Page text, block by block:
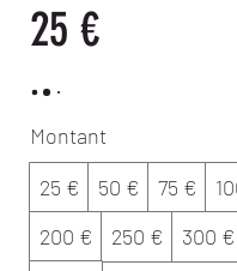
25 €
Montant
25 €
50 € 75 €
200 €
250 € 300 €